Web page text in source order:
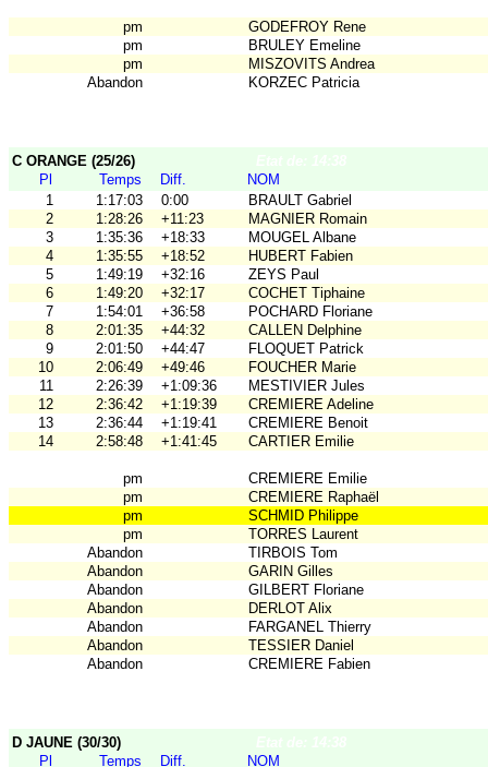
pm
GODEFROY Rene
pm
BRULEY Emeline
pm
MISZOVITS Andrea
Abandon
KORZEC Patricia
C ORANGE (25/26)
Pl
Temps Diff.
NOM
1
1:17:03 0:00
BRAULT Gabriel
2
1:28:26 +11:23
MAGNIER Romain
3
1:35:36 +18:33
MOUGEL Albane
4
1:35:55 +18:52
HUBERT Fabien
5
1:49:19 +32:16
ZEYS Paul
6
1:49:20 +32:17
COCHET Tiphaine
7
1:54:01 +36:58
POCHARD Floriane
8
2:01:35 +44:32
CALLEN Delphine
9
2:01:50 +44:47
FLOQUET Patrick
10
2:06:49 +49:46
FOUCHER Marie
11
2:26:39 +1:09:36
MESTIVIER Jules
12
2:36:42 +1:19:39
CREMIERE Adeline
13
2:36:44 +1:19:41
CREMIERE Benoit
14
2:58:48 +1:41:45 CARTIER Emilie
pm
CREMIERE Emilie
pm
CREMIERE Raphaël
pm
SCHMID Philippe
pm
TORRES Laurent
Abandon
TIRBOIS Tom
Abandon
GARIN Gilles
Abandon
GILBERT Floriane
Abandon
DERLOT Alix
Abandon
FARGANEL Thierry
Abandon
TESSIER Daniel
Abandon
CREMIERE Fabien
D JAUNE (30/30)
Pl
Temps Diff. NOM